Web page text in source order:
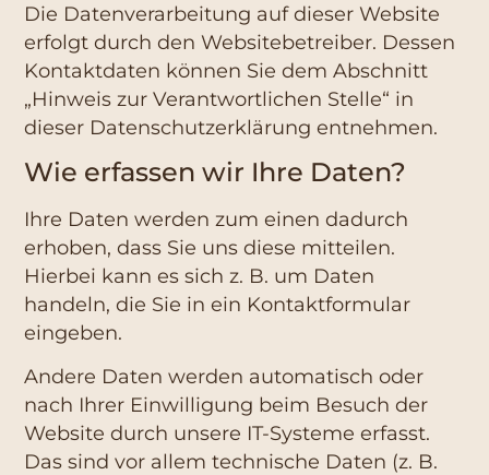
Die Datenverarbeitung auf dieser Website
erfolgt durch den Websitebetreiber. Dessen
Kontaktdaten können Sie dem Abschnitt
„Hinweis zur Verantwortlichen Stelle“ in
dieser Datenschutzerklärung entnehmen.
Wie erfassen wir Ihre Daten?
Ihre Daten werden zum einen dadurch
erhoben, dass Sie uns diese mitteilen.
Hierbei kann es sich z. B. um Daten
handeln, die Sie in ein Kontaktformular
eingeben.
Andere Daten werden automatisch oder
nach Ihrer Einwilligung beim Besuch der
Website durch unsere IT-Systeme erfasst.
Das sind vor allem technische Daten (z. B.